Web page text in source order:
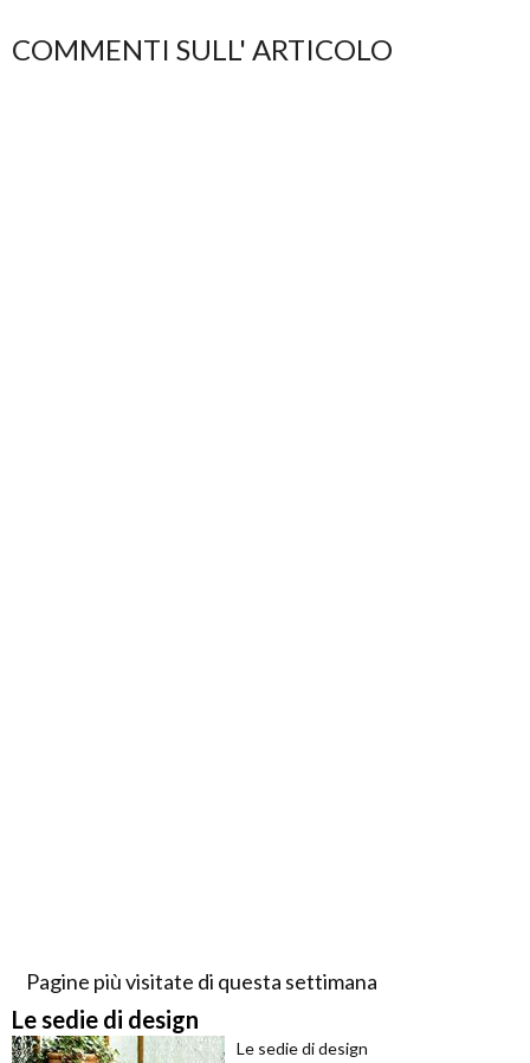
COMMENTI SULL' ARTICOLO
Pagine più visitate di questa settimana
Le sedie di design
Le sedie di design